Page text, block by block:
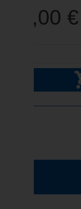
33,00 €